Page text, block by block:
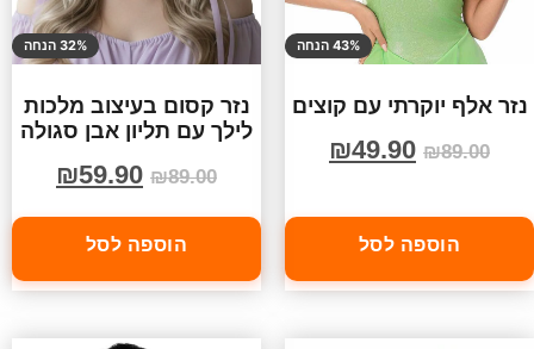
43% הנחה
נזר אלף יוקרתי עם קוצים
₪89.00
₪49.90
הוספה לסל
32% הנחה
נזר קסום בעיצוב מלכות
לילך עם תליון אבן סגולה
₪89.00
₪59.90
הוספה לסל